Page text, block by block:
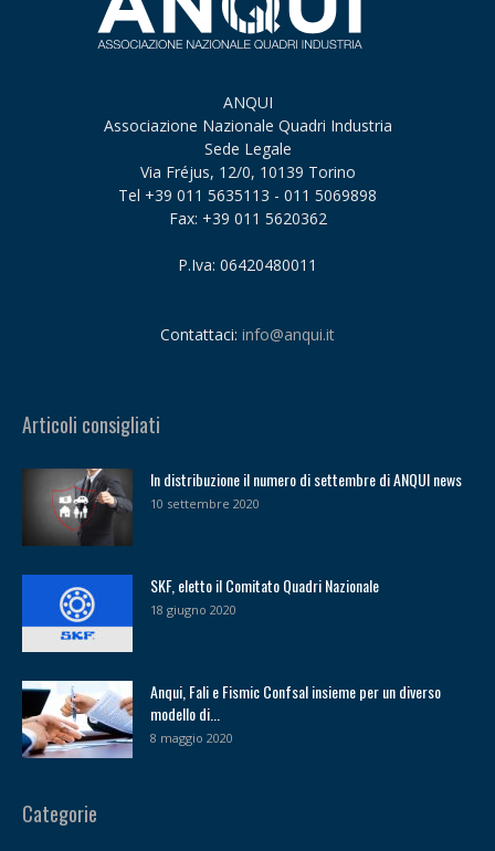
ANQUI
Associazione Nazionale Quadri Industria
Sede Legale
Via Fréjus, 12/0, 10139 Torino
Tel +39 011 5635113 - 011 5069898
Fax: +39 011 5620362
P.Iva: 06420480011
Contattaci: info@anqui.it
Articoli consigliati
In distribuzione il numero di settembre di ANQUI news
10 settembre 2020
SKF, eletto il Comitato Quadri Nazionale
18 giugno 2020
Anqui, Fali e Fismic Confsal insieme per un diverso
modello di...
8 maggio 2020
Categorie